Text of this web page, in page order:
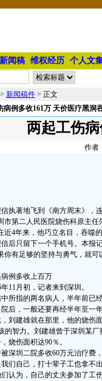
新闻稿 维权经历 个人文
> 新闻稿件 > 正文
病例多收161万 天价医疗黑洞
两起工伤
作者
著地飞到《南方周末》，连
第二人民医院烧伤科原主任
近4年来，他巧立名目，吞
只留下一个手机号。本报记
你有足够的坚持与勇气，就
多收上百万
月初，记者来到深圳。
指的两名病人，半年前已经
后，一般还要再经半年至
建雄就在那里，他的烧伤面
的智力。刘建雄曾于深圳某
烧伤面积达90％。
圳二院多收60万元治疗费，
们自己，打十辈子工也拿不
为，自己的丈夫参加了工伤